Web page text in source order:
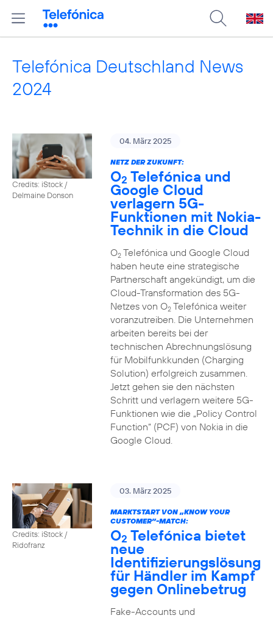
Telefónica Deutschland News
2024
Credits: iStock /
Delmaine Donson
04. März 2025
NETZ DER ZUKUNFT:
O2 Telefónica und
Google Cloud
verlagern 5G-
Funktionen mit Nokia-
Technik in die Cloud
O2Telefónica und Google Cloud
haben heute eine strategische
Partnerschaft angekündigt, um die
Cloud-Transformation des 5G-
Netzes von O2Telefónica weiter
voranzutreiben. Die Unternehmen
arbeiten bereits bei der
technischen Abrechnungslösung
für Mobilfunkkunden (Charging
Solution) erfolgreich zusammen.
Jetzt gehen sie den nächsten
Schritt und verlagern weitere 5G-
Funktionen wie die „Policy Control
Function“ (PCF) von Nokia in die
Google Cloud.
Credits: iStock /
Ridofranz
03. März 2025
MARKTSTART VON „KNOW YOUR
CUSTOMER”-MATCH:
O2 Telefónica bietet
neue
Identifizierungslösung
für Händler im Kampf
gegen Onlinebetrug
Fake-Accounts und